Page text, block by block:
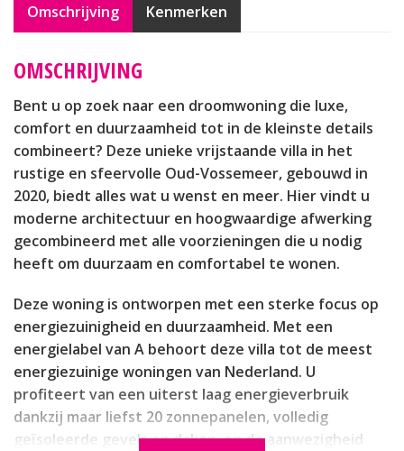
Omschrijving Kenmerken
OMSCHRIJVING
Bent u op zoek naar een droomwoning die luxe,
comfort en duurzaamheid tot in de kleinste details
combineert? Deze unieke vrijstaande villa in het
rustige en sfeervolle Oud-Vossemeer, gebouwd in
2020, biedt alles wat u wenst en meer. Hier vindt u
moderne architectuur en hoogwaardige afwerking
gecombineerd met alle voorzieningen die u nodig
heeft om duurzaam en comfortabel te wonen.
Deze woning is ontworpen met een sterke focus op
energiezuinigheid en duurzaamheid. Met een
energielabel van A behoort deze villa tot de meest
energiezuinige woningen van Nederland. U
profiteert van een uiterst laag energieverbruik
dankzij maar liefst 20 zonnepanelen, volledig
geïsoleerde gevels en daken, en de aanwezigheid